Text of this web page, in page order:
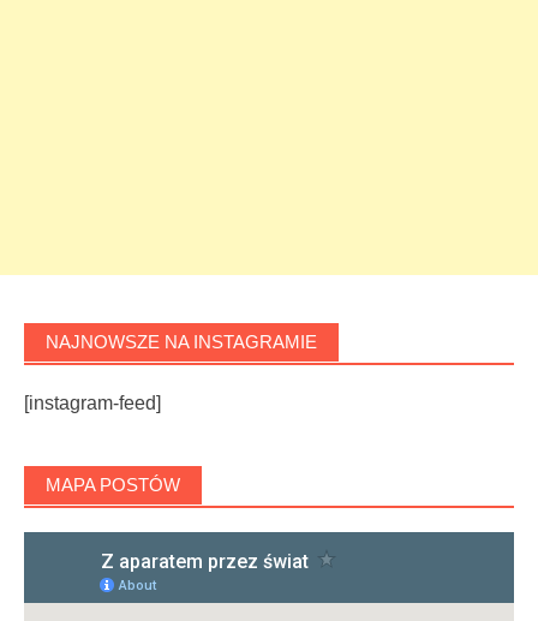
NAJNOWSZE NA INSTAGRAMIE
[instagram-feed]
MAPA POSTÓW